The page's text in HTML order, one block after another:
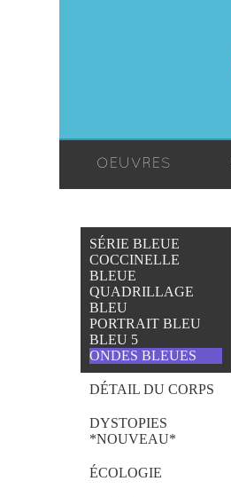
OEUVRES
SÉRIE BLEUE
COCCINELLE
BLEUE
QUADRILLAGE
BLEU
PORTRAIT BLEU
BLEU 5
ONDES BLEUES
DÉTAIL DU CORPS
DYSTOPIES
*NOUVEAU*
ÉCOLOGIE